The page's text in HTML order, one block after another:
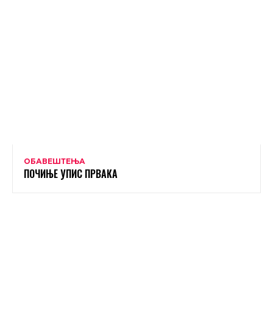
ОБАВЕШТЕЊА
ПОЧИЊЕ УПИС ПРВАКА